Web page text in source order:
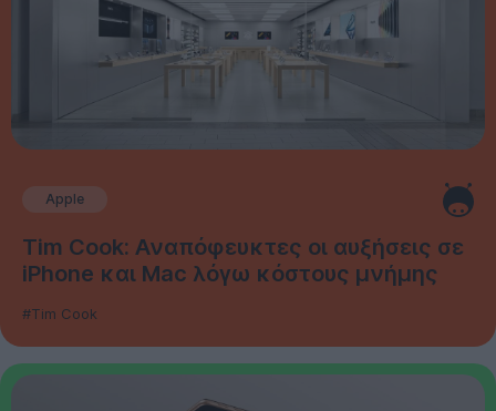
Apple
Tim Cook: Αναπόφευκτες οι αυξήσεις σε
iPhone και Mac λόγω κόστους μνήμης
#Tim Cook